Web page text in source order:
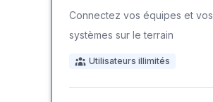
Connectez vos équipes et vos
systèmes sur le terrain
Utilisateurs illimités